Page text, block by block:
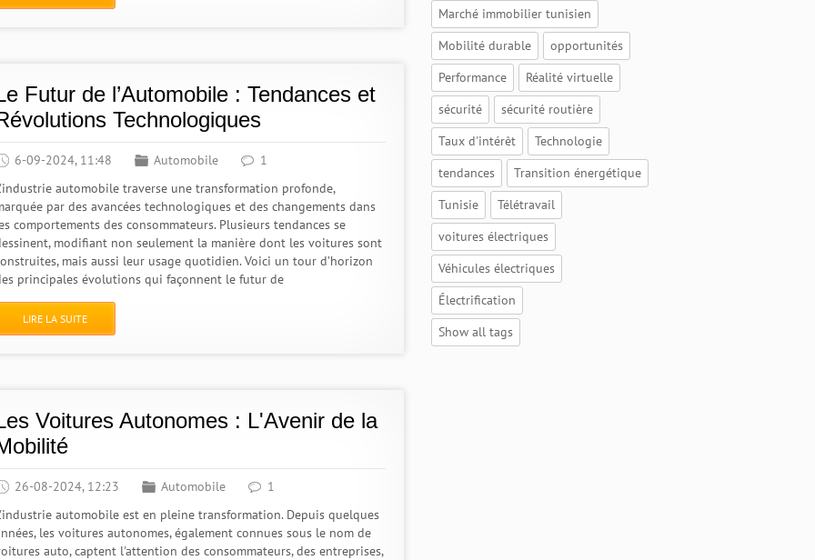
Futur de l’Automobile : Tendances et
Technologiques
6-09-2024, 11:48 Automobile
1
automobile traverse une transformation profonde,
par des avancées technologiques et des changements dans
comportements des consommateurs. Plusieurs tendances se
modifiant non seulement la manière dont les voitures sont
mais aussi leur usage quotidien. Voici un tour d’horizon
principales évolutions qui façonnent le futur de
LIRE LA SUITE
Voitures Autonomes : L'Avenir de la
26-08-2024, 12:23 Automobile
1
automobile est en pleine transformation. Depuis quelques
les voitures autonomes, également connues sous le nom de
auto, captent l'attention des consommateurs, des entreprises,
Marché immobilier tunisien
Mobilité durable
opportunités
Performance
Réalité virtuelle
sécurité
sécurité routière
Taux d'intérêt
Technologie
tendances
Transition énergétique
Tunisie
Télétravail
voitures électriques
Véhicules électriques
Électrification
Show all tags